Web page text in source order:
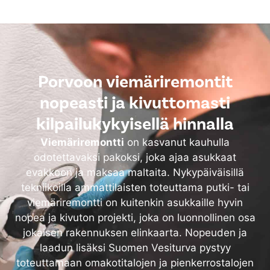
Porvoon viemäriremontit
nopeasti ja kivuttomasti
kilpailukykyisellä hinnalla
Viemäriremontti on kasvanut kauhulla
odotettavaksi pakoksi, joka ajaa asukkaat
evakkoon ja maksaa maltaita. Nykypäiväisillä
tekniikoilla ammattilaisten toteuttama putki- tai
viemäriremontti on kuitenkin asukkaille hyvin
nopea ja kivuton projekti, joka on luonnollinen osa
jokaisen rakennuksen elinkaarta. Nopeuden ja
laadun lisäksi Suomen Vesiturva pystyy
toteuttamaan omakotitalojen ja pienkerrostalojen